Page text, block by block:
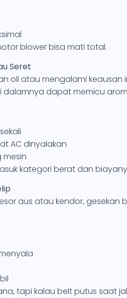
blower bisa mati total.
Seret
oli atau mengalami
dalamnya dapat memicu
AC dinyalakan
mesin
kategori berat dan
aus atau kendor, gesekan
tapi kalau belt putus saat